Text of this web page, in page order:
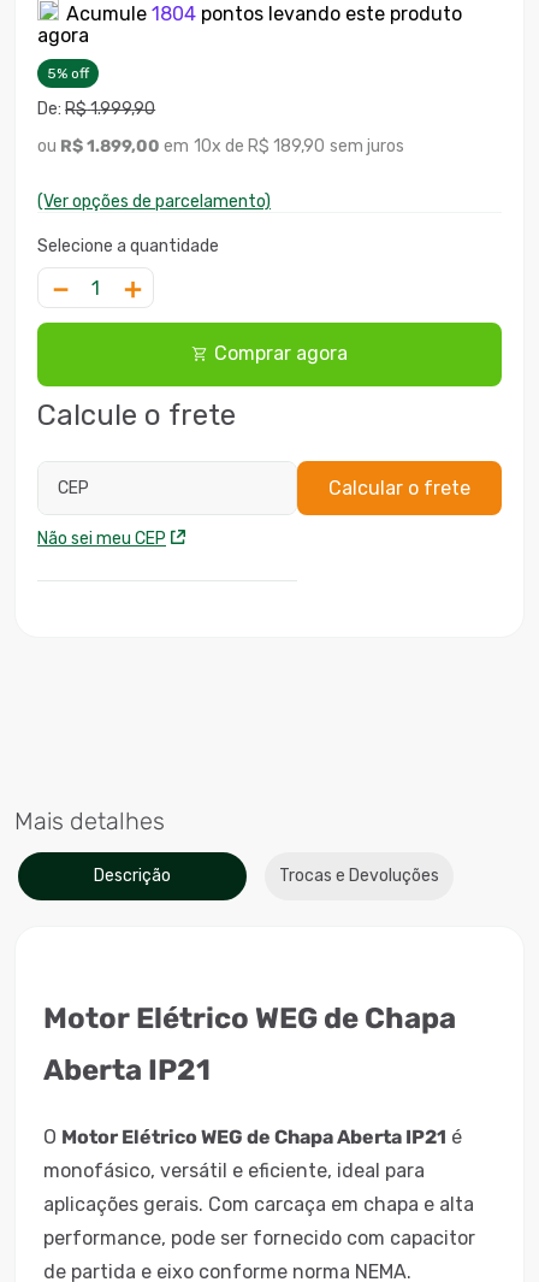
Acumule 1804 pontos levando este produto
agora
5% off
R$1.999,90
R$1.899,00 10x R$ 189,90 sem juros
(Ver opções de parcelamento)
＋
－
Comprar agora
Calcule o frete
CEP
Não sei meu CEP
Calcular o frete
Mais detalhes
Descrição Trocas e Devoluções
Motor Elétrico WEG de Chapa
Aberta IP21
O Motor Elétrico WEG de Chapa Aberta IP21 é
monofásico, versátil e eficiente, ideal para
aplicações gerais. Com carcaça em chapa e alta
performance, pode ser fornecido com capacitor
de partida e eixo conforme norma NEMA.